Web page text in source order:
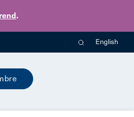
.
English